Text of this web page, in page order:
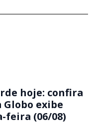
hoje: confira
Globo exibe
feira (06/08)